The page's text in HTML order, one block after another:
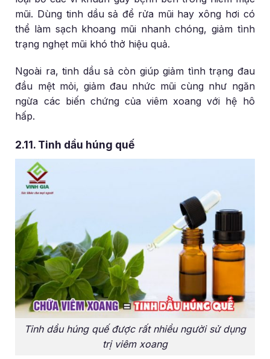
mũi. Dùng tinh dầu sả để rửa mũi hay xông hơi có
thể làm sạch khoang mũi nhanh chóng, giảm tình
trạng nghẹt mũi khó thở hiệu quả.
Ngoài ra, tinh dầu sả còn giúp giảm tình trạng đau
đầu mệt mỏi, giảm đau nhức mũi cùng như ngăn
ngừa các biến chứng của viêm xoang với hệ hô
hấp.
2.11. Tinh dầu húng quế
Tinh dầu húng quế được rất nhiều người sử dụng
trị viêm xoang